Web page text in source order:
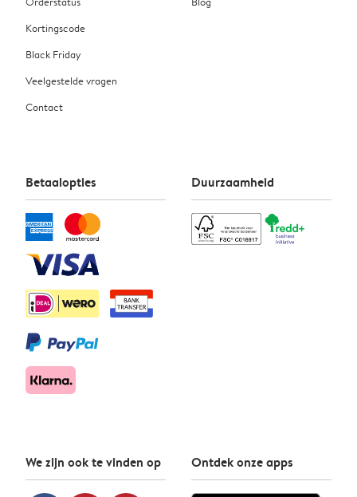
Kortingscode
Black Friday
Veelgestelde vragen
Contact
Betaalopties Duurzaamheid
We zijn ook te vinden op Ontdek onze apps